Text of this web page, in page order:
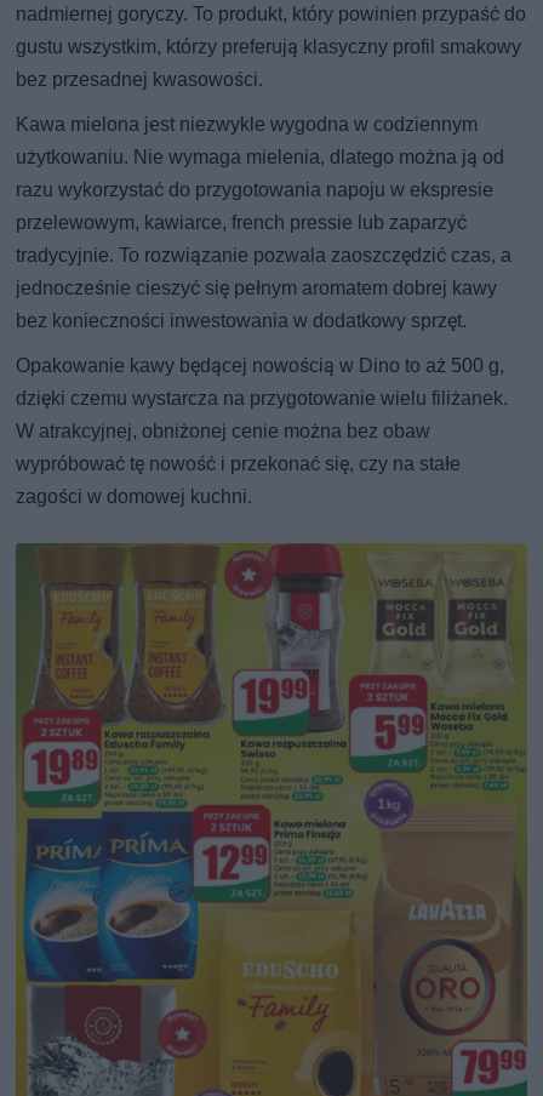
nadmiernej goryczy. To produkt, który powinien przypaść do
gustu wszystkim, którzy preferują klasyczny profil smakowy
bez przesadnej kwasowości.
Kawa mielona jest niezwykle wygodna w codziennym
użytkowaniu. Nie wymaga mielenia, dlatego można ją od
razu wykorzystać do przygotowania napoju w ekspresie
przelewowym, kawiarce, french pressie lub zaparzyć
tradycyjnie. To rozwiązanie pozwala zaoszczędzić czas, a
jednocześnie cieszyć się pełnym aromatem dobrej kawy
bez konieczności inwestowania w dodatkowy sprzęt.
Opakowanie kawy będącej nowością w Dino to aż 500 g,
dzięki czemu wystarcza na przygotowanie wielu filiżanek.
W atrakcyjnej, obniżonej cenie można bez obaw
wypróbować tę nowość i przekonać się, czy na stałe
zagości w domowej kuchni.